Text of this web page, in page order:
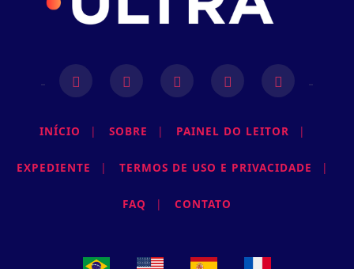
INÍCIO | SOBRE | PAINEL DO LEITOR |
EXPEDIENTE | TERMOS DE USO E PRIVACIDADE |
FAQ | CONTATO